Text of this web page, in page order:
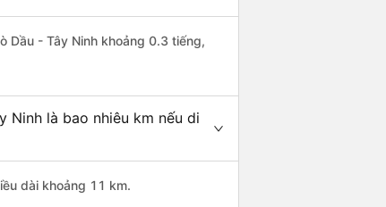
Dầu - Tây Ninh khoảng 0.3 tiếng,
Ninh là bao nhiêu km nếu di
dài khoảng 11 km.